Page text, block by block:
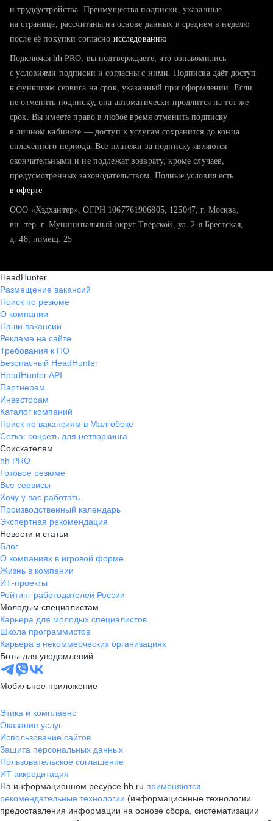
тратите много времени на поиск и вручную поднимаете
хотите сравнить себя с конкурентами и оценить шансы
и трудоустройства. Преимущества подписки, указанные
на странице, рассчитаны на основе данных в среднем в неделю
после её покупки согласно исследованию
Подключая hh PRO, вы подтверждаете, что ознакомились
с условиями подписки и согласны с ними. Подписка даёт доступ
к функциям сервиса на срок, указанный при оформлении. Если
не отменить подписку, она автоматически продлится на тот же
срок. Вы имеете право в любое время отменить подписку
в личном кабинете — доступ к услугам сохранится до конца
оплаченного периода. Все платежи за подписку являются
окончательными и не подлежат возврату, кроме случаев,
предусмотренных законодательством. Полные условия есть
в оферте
ООО «Хэдхантер», ОГРН 1067761906805, 125047, г. Москва,
вн. тер. г. Муниципальный округ Тверской, ул. 2-я Брестская,
д. 48, помещ. 25
HeadHunter
Размещение вакансий
Поиск по резюме
О компании
Наши вакансии
Реклама на сайте
Требования к ПО
Безопасный HeadHunter
HeadHunter API
Партнерам
Инвесторам
Каталог компаний
Поиск по вакансиям в Малгобеке
Сетка: соцсеть для нетворкинга
Соискателям
hh PRO
Готовое резюме
Все сервисы
Хочу у вас работать
Производственный календарь
Экспертная рекомендация
Новости и статьи
Блог
О компаниях в игровой форме
Жизнь в компании
ИТ-проекты
Рейтинг работодателей России
Молодым специалистам
Карьера для молодых специалистов
Школа программистов
Карьера в некоммерческих организациях
Боты для уведомлений
Мобильное приложение
Этика и комплаенс
Оказание услуг
Использование сайтов
Защита персональных данных
Пользовательское соглашение
ИТ аккредитация
На информационном ресурсе hh.ru применяются
рекомендательные технологии (информационные технологии
предоставления информации на основе сбора, систематизации